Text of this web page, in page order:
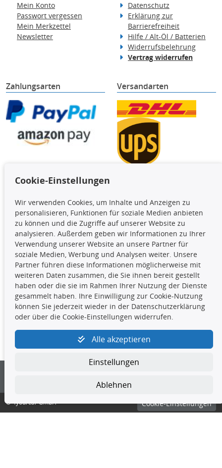
Mein Konto
Passwort vergessen
Mein Merkzettel
Newsletter
Datenschutz
Erklärung zur
Barrierefreiheit
Hilfe / Alt-Öl / Batterien
Widerrufsbelehrung
Vertrag widerrufen
Zahlungsarten Versandarten
Die hier angezeigten Daten,
insbesondere die gesamte Datenbank,
dürfen nicht kopiert werden. Es ist zu
unterlassen, die Daten oder die gesamte Datenbank ohne
vorherige Zustimmung TecDocs zu vervielfältigen, zu
verbreiten und/oder diese Handlungen durch Dritte ausführen
zu lassen. Ein Zuwiderhandeln stellt eine
Urheberrechtsverletzung dar und wird verfolgt.
Kontakt
Avidesweg 1
kundenservice@4yourcar.de
© 4yourcar GmbH Cookie-Einstellungen
Cookie-Einstellungen
Wir verwenden Cookies, um Inhalte und Anzeigen zu
personalisieren, Funktionen für soziale Medien anbieten
zu können und die Zugriffe auf unserer Website zu
analysieren. Außerdem geben wir Informationen zu Ihrer
Verwendung unserer Website an unsere Partner für
soziale Medien, Werbung und Analysen weiter. Unsere
Partner führen diese Informationen möglicherweise mit
weiteren Daten zusammen, die Sie ihnen bereit gestellt
haben oder die sie im Rahmen Ihrer Nutzung der Dienste
gesammelt haben. Ihre Einwilligung zur Cookie-Nutzung
können Sie jederzeit wieder in der Datenschutzerklärung
oder über die Cookie-Einstellungen widerrufen.
Alle akzeptieren
Einstellungen
Ablehnen